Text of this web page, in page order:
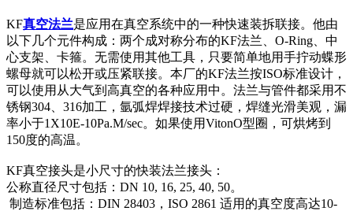
KF真空法兰是应用在真空系统中的一种快速装拆联接。他由
以下几个元件构成：两个成对称分布的KF法兰、O-Ring、中
心支架、卡箍。无需使用其他工具，只要简单地用手拧动蝶形
螺母就可以松开或压紧联接。本厂的KF法兰按ISO标准设计，
可以使用从大气到高真空的各种应用中。法兰与管件都采用不
锈钢304、316加工，氩弧焊焊接技术过硬，焊缝光滑美观，漏
率小于1X10E-10Pa.M/sec。如果使用VitonO型圈，可烘烤到
150度的高温。
KF真空接头是小尺寸的快装法兰接头：
公称直径尺寸包括：DN 10, 16, 25, 40, 50。
制造标准包括：DIN 28403，ISO 2861 适用的真空度高达10-